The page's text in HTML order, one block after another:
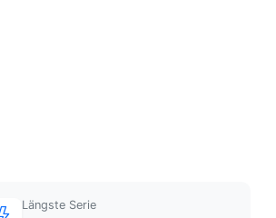
Längste Serie